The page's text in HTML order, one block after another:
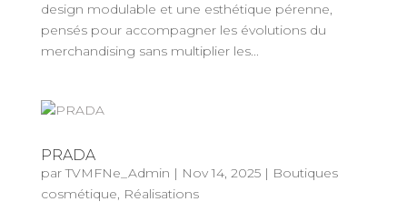
design modulable et une esthétique pérenne,
pensés pour accompagner les évolutions du
merchandising sans multiplier les...
PRADA
parTVMFNe_Admin | Nov 14, 2025| Boutiques
cosmétique, Réalisations